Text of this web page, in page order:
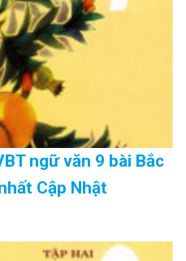
ngữ văn 9 bài Bắc
Cập Nhật